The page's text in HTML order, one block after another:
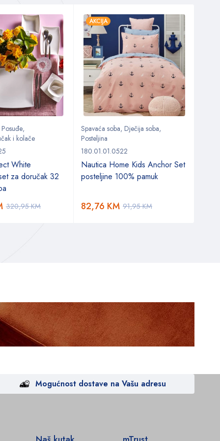
Posuđe,
i kolače
White
za doručak 32
320,95KM
AKCIJA
Spavaća soba, Dječija soba,
Posteljina
180.01.01.0522
Nautica Home Kids Anchor Set
posteljine 100% pamuk
91,95KM
82,76 KM
Mogućnost dostave na Vašu adresu